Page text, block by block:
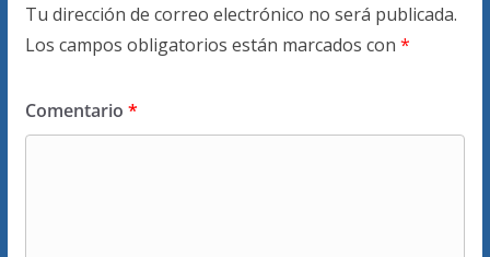
Tu dirección de correo electrónico no será publicada.
Los campos obligatorios están marcados con *
Comentario *